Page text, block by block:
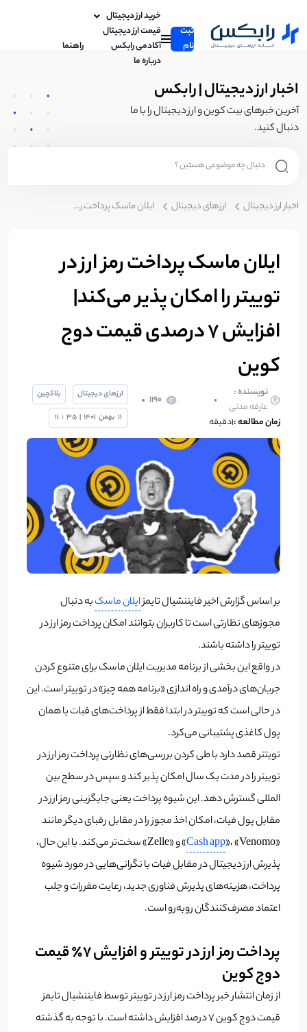
ثبت
نام
خرید ارز دیجیتال
قیمت ارز دیجیتال
آکادمی رابکس
راهنما
درباره ما
اخبار ارز دیجیتال | رابکس
آخرین خبرهای بیت کوین و ارز دیجیتال را با ما
دنبال کنید.
اخبار ارز دیجیتال ارزهای دیجیتال ایلان ماسک پرداخت رمز ارز در توییتر را امکان پذیر می‌کند|افزایش ۷ درصدی قیمت دوج کوین
ایلان ماسک پرداخت رمز ارز در
توییتر را امکان پذیر می‌کند|
افزایش ۷ درصدی قیمت دوج
کوین
نویسنده :
عارفه مدنی
1190
زمان مطالعه :۱دقیقه
ارزهای دیجیتال
بلاکچین
11 بهمن 1401
|
35
:
11
بر اساس گزارش اخیر فایننشیال تایمزایلان ماسکبه دنبال
مجوز‌های نظارتی است تا کاربران بتوانند امکان پرداخت رمز ارز در
توییتر را داشته باشند.
در واقع این بخشی از برنامه مدیریت ایلان ماسک برای متنوع کردن
جریان‌های درآمدی و راه اندازی «برنامه همه چیز» در توییتر است. این
در حالی است که توییتر در ابتدا فقط از پرداخت‌های فیات یا همان
پول کاغذی پشتیبانی می‌کرد.
تویتتر قصد دارد با طی کردن بررسی‌های نظارتی پرداخت رمز ارز در
توییتر را در مدت یک سال امکان پذیر کند و سپس در سطح بین
المللی گسترش دهد. این شیوه پرداخت یعنی جایگزینی رمز ارز در
مقابل پول فیات، امکان اخذ مجوز را در مقابل رقبای دیگر مانند
«
Cash app
»، «Venomo» و «Zelle» سخت‌تر می‌کند. با این حال،
پذیرش ارز دیجیتال در مقابل فیات با نگرانی‌‌هایی در مورد شیوه
پرداخت، هزینه‌های پذیرش فناوری جدید، رعایت مقررات و جلب
اعتماد مصرف‌کنندگان روبه‌رو است.
پرداخت رمز ارز در توییتر و افزایش ۷٪ قیمت
دوج کوین
از زمان انتشار خبر پرداخت رمز ارز در توییتر توسط فایننشیال تایمز
قیمت دوج کوین ۷ درصد افزایش داشته است. با توجه به گذشته